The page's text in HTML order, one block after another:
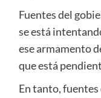
Fuentes del
se está
ese armamento
que está
En tanto,